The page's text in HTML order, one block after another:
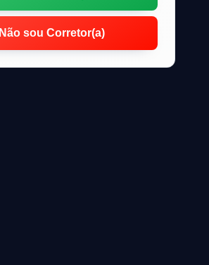
Não sou Corretor(a)